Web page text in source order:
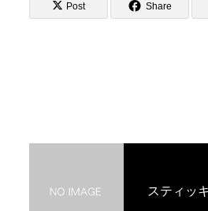
Post Share
スティッ